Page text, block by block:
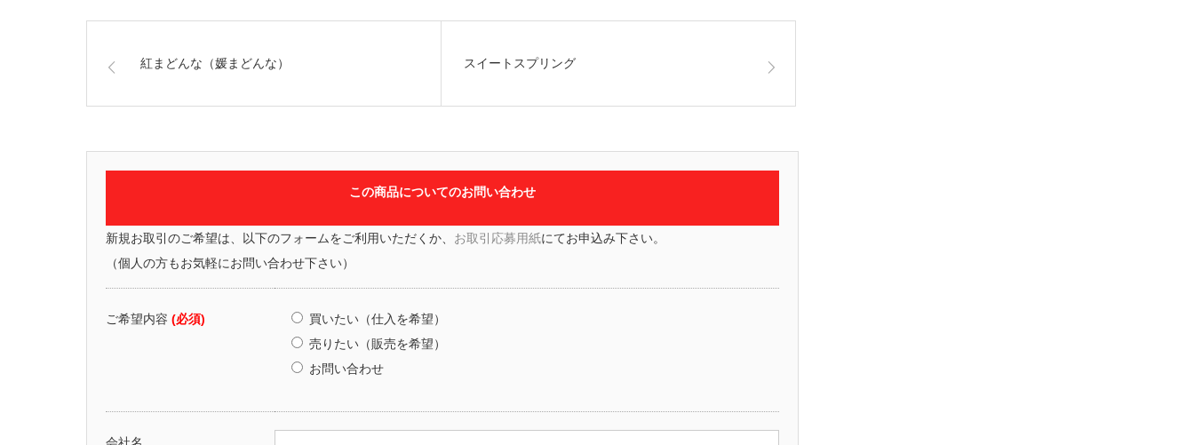
紅まどんな（媛まどんな） スイートスプリング
この商品についてのお問い合わせ
新規お取引のご希望は、以下のフォームをご利用いただくか、 お取引応募用紙にてお申込み下さい。
（個人の方もお気軽にお問い合わせ下さい）
ご希望内容 (必須)
買いたい（仕入を希望）
売りたい（販売を希望）
お問い合わせ